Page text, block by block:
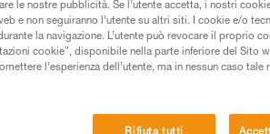
in questo consiglio prima di
tecnica per poter capire queste
un addestramento specifico.
le nostre pubblicità. Se l’utente accetta, i nostri
e non seguiranno l’utente su altri siti. I cookie e/o
la navigazione. L’utente può revocare il proprio
cookie”, disponibile nella parte inferiore del Sito
l’esperienza dell’utente, ma in nessun caso tale